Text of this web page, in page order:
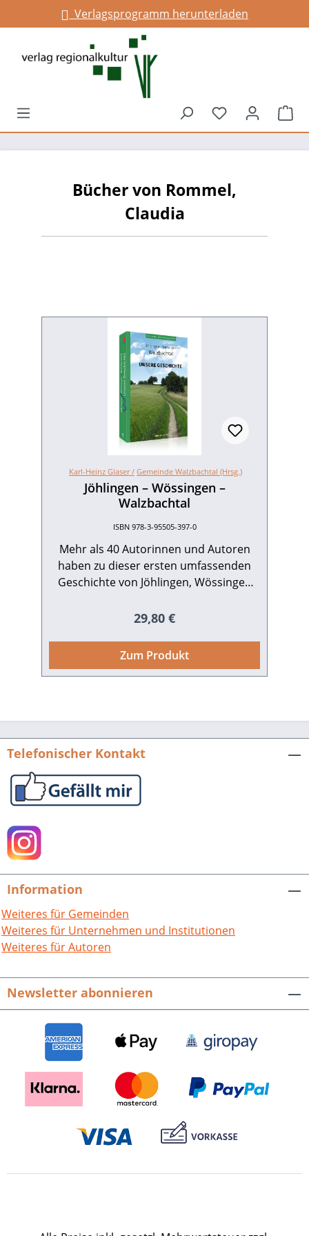
springenVerlagsprogramm herunterladen
Du hast 0
Bücher von Rommel,
Claudia
Karl-Heinz Glaser / Gemeinde Walzbachtal (Hrsg.)
Jöhlingen – Wössingen –
Walzbachtal
ISBN 978-3-95505-397-0
Mehr als 40 Autorinnen und Autoren
haben zu dieser ersten umfassenden
Geschichte von Jöhlingen, Wössingen
ersten menschlichen Spuren in der
über die Zeit der Römer bis zum
Erwähnung der beiden Orte im Jahr
gesetzt einerseits zur Reformation,
1525. Die vierhundertjährige Geschichte
vom Heiligen Römischen Reich bis zur
wird auch der ländliche Alltag mit der
über viele Jahrhunderte alles
bestimmenden Landwirtschaft
ausführlich geschildert. Die erste Hälfte
die beiden Weltkriege und die NS-
Herrschaft, die für unsere beiden
Gemeinden hier erstmals umfassend
dargestellt wird. Der Wiederaufbau nach
der „Stunde null“ 1945 und die
Integration der Vertriebenen stellte die
Bürgermeister und
Gemeindeverwaltungen vor große
durch eine enorme
Gemeinschaftsleistung der Einwohner
Gemeinde Walzbachtal wird in vielen
Regulärer Preis:
29,80 €
Zum Produkt
Telefonischer Kontakt
Information
Weiteres für Gemeinden
Weiteres für Unternehmen und Institutionen
Weiteres für Autoren
Newsletter abonnieren